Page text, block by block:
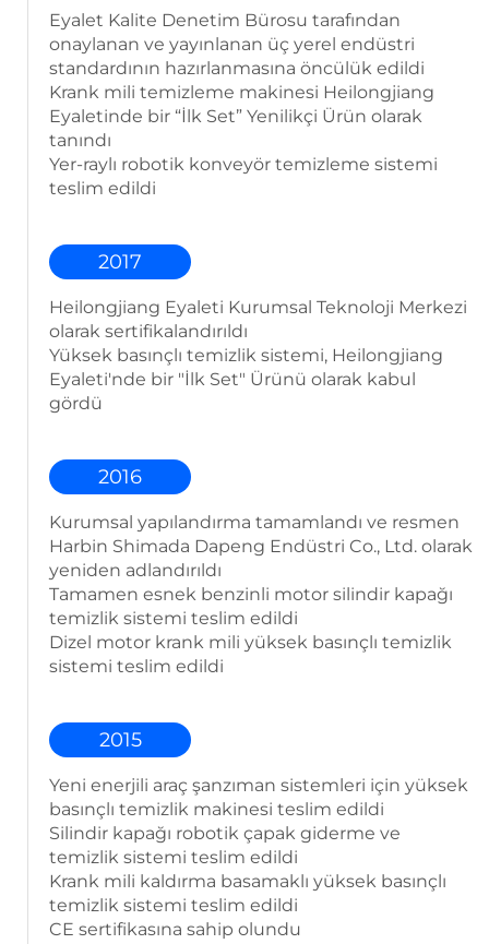
Eyalet Kalite Denetim Bürosu tarafından
onaylanan ve yayınlanan üç yerel endüstri
standardının hazırlanmasına öncülük edildi
Krank mili temizleme makinesi Heilongjiang
Eyaletinde bir “İlk Set” Yenilikçi Ürün olarak
tanındı
Yer-raylı robotik konveyör temizleme sistemi
teslim edildi
2017
Heilongjiang Eyaleti Kurumsal Teknoloji Merkezi
olarak sertifikalandırıldı
Yüksek basınçlı temizlik sistemi, Heilongjiang
Eyaleti'nde bir "İlk Set" Ürünü olarak kabul
gördü
2016
Kurumsal yapılandırma tamamlandı ve resmen
Harbin Shimada Dapeng Endüstri Co., Ltd. olarak
yeniden adlandırıldı
Tamamen esnek benzinli motor silindir kapağı
temizlik sistemi teslim edildi
Dizel motor krank mili yüksek basınçlı temizlik
sistemi teslim edildi
2015
Yeni enerjili araç şanzıman sistemleri için yüksek
basınçlı temizlik makinesi teslim edildi
Silindir kapağı robotik çapak giderme ve
temizlik sistemi teslim edildi
Krank mili kaldırma basamaklı yüksek basınçlı
temizlik sistemi teslim edildi
CE sertifikasına sahip olundu